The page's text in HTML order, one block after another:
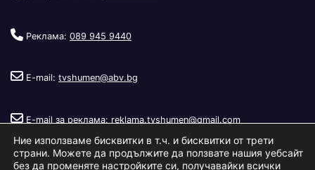
Реклама: 089 945 9440
E-mail: tvshumen@abv.bg
E-mail за реклама: reklama.tvshumen@gmail.com
Ние използваме бисквитки в т.ч. и бисквитки от трети
страни. Можете да продължите да ползвате нашия уебсайт
без да променяте настройките си, получавайки всички